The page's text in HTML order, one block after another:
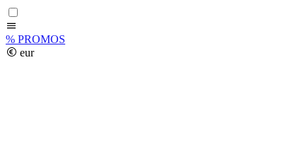
% PROMOS
eur